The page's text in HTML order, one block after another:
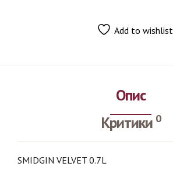
Add to wishlist
Опис
Критики 0
SMIDGIN VELVET 0.7L